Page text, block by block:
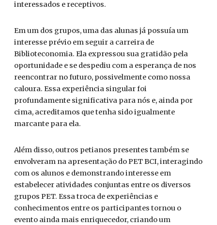
interessados e receptivos.
Em um dos grupos, uma das alunas já possuía um
interesse prévio em seguir a carreira de
Biblioteconomia. Ela expressou sua gratidão pela
oportunidade e se despediu com a esperança de nos
reencontrar no futuro, possivelmente como nossa
caloura. Essa experiência singular foi
profundamente significativa para nós e, ainda por
cima, acreditamos que tenha sido igualmente
marcante para ela.
Além disso, outros petianos presentes também se
envolveram na apresentação do PET BCI, interagindo
com os alunos e demonstrando interesse em
estabelecer atividades conjuntas entre os diversos
grupos PET. Essa troca de experiências e
conhecimentos entre os participantes tornou o
evento ainda mais enriquecedor, criando um